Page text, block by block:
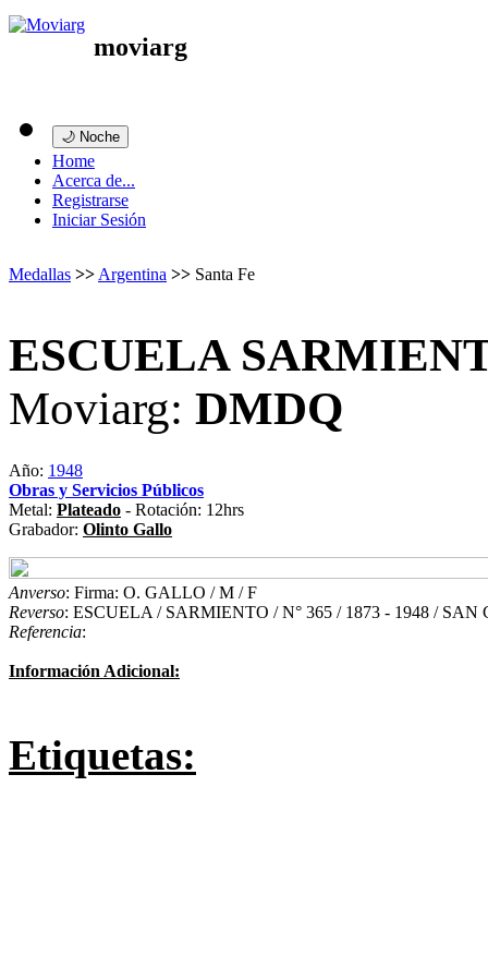
moviarg
🌙 Noche
Home
Acerca de...
Registrarse
Iniciar Sesión
Medallas >> Argentina >> Santa Fe
ESCUELA
Moviarg: DMDQ
Año: 1948
Obras y Servicios Públicos
Metal: Plateado - Rotación: 12hrs
Grabador: Olinto Gallo
Anverso: Firma: O. GALLO / M / F
Reverso: ESCUELA / SARMIENTO / N° 365 / 1873 - 1948 /
Referencia:
Información Adicional:
Etiquetas: